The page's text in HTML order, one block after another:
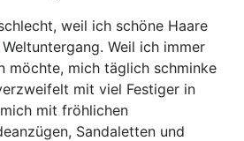
weil ich schöne Haare
Weil ich immer
möchte, mich täglich schminke
mit viel Festiger in
mit fröhlichen
Sandaletten und